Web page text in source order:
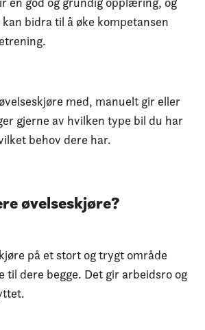
bidra til å øke kompetansen
med, manuelt gir eller
gjerne av hvilken type bil du har
behov dere har.
øvelseskjøre?
på et stort og trygt område
til dere begge. Det gir arbeidsro og